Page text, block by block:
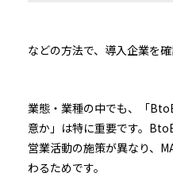
などの方法で、導入企業を確
業態・業種の中でも、「
意か」は特に重要です。
営業活動の施策が異なり、
わるためです。